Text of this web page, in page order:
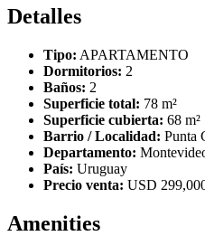
Detalles
Tipo: APARTAMENTO
Dormitorios: 2
Baños: 2
Superficie total: 78 m²
Superficie cubierta: 68 m²
Barrio / Localidad: Punta
Departamento:
País: Uruguay
Precio venta: USD
Amenities